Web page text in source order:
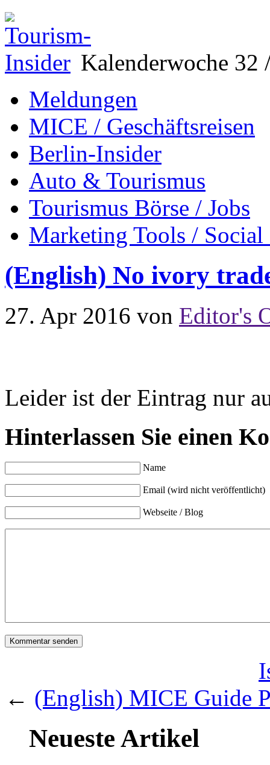
Kalenderwoche 32
Meldungen
MICE / Geschäftsreisen
Berlin-Insider
Auto & Tourismus
Tourismus Börse / Jobs
Marketing Tools /
(English) No ivory
27. Apr 2016 von Editor's
Leider ist der Eintrag nur
Hinterlassen Sie einen
Name
Email (wird nicht veröffentlicht)
Webseite / Blog
← (English) MICE Guide
Neueste Artikel